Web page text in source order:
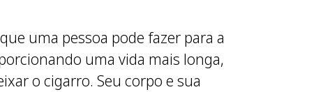
uma pessoa pode fazer para a
uma vida mais longa,
o cigarro. Seu corpo e sua